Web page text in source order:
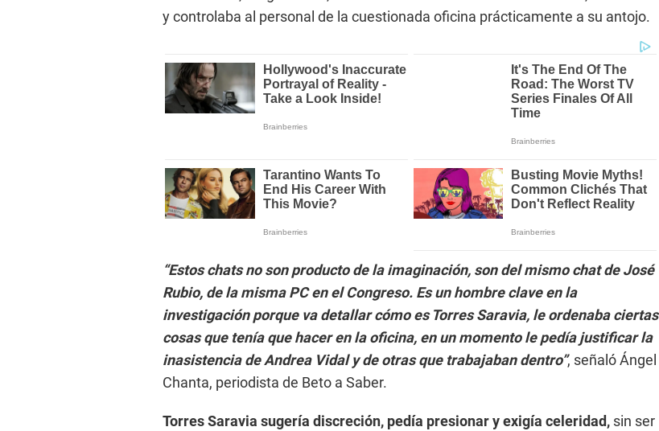
y controlaba al personal de la cuestionada oficina prácticamente a su antojo.
“Estos chats no son producto de la imaginación, son del mismo chat de José
Rubio, de la misma PC en el Congreso. Es un hombre clave en la
investigación porque va detallar cómo es Torres Saravia, le ordenaba ciertas
cosas que tenía que hacer en la oficina, en un momento le pedía justificar la
inasistencia de Andrea Vidal y de otras que trabajaban dentro”, señaló Ángel
Chanta, periodista de Beto a Saber.
Torres Saravia sugería discreción, pedía presionar y exigía celeridad, sin ser